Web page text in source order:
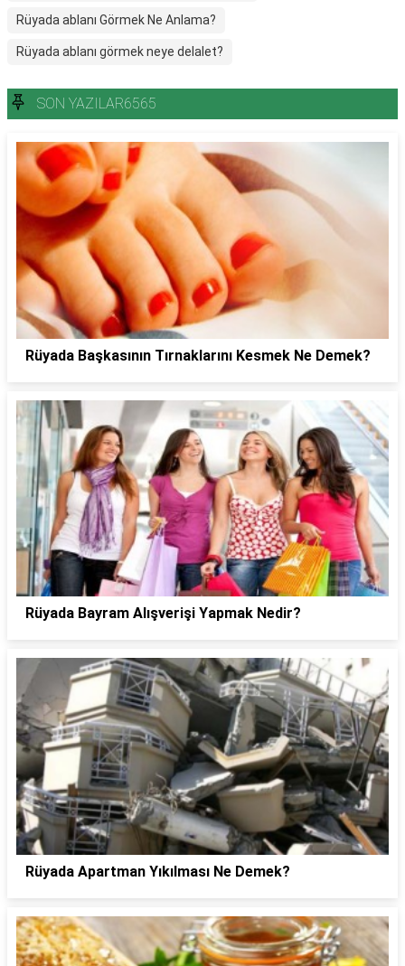
Rüyada ablanı Görmek Ne Anlama?
Rüyada ablanı görmek neye delalet?
SON YAZILAR6565
Rüyada Başkasının Tırnaklarını Kesmek Ne Demek?
Rüyada Bayram Alışverişi Yapmak Nedir?
Rüyada Apartman Yıkılması Ne Demek?